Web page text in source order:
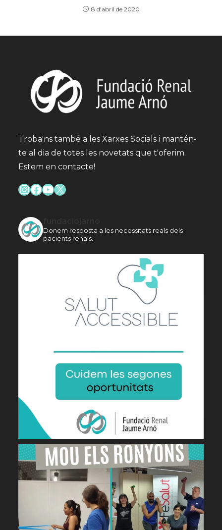
8 d'abril de 2020
Troba'ns també a les Xarxes Socials i mantén-
te al dia de totes les novetats que t'oferim.
Estem en contacte!
Instagram
Facebook
YouTube
X
Donem resposta a les necessitats reals dels
pacients renals.